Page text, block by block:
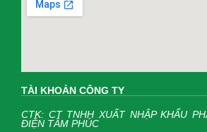
TÀI KHOẢN CÔNG TY
CTK: CT TNHH XUẤT NHẬP KHẨU
ĐIỆN TÂM PHÚC